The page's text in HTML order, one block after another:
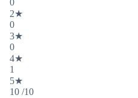
0
2★
0
3★
0
4★
1
5★
10 /10